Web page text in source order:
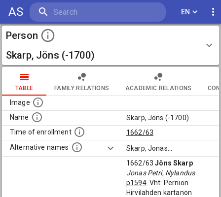
AS EN
Person
Skarp, Jöns (-1700)
TABLE FAMILY RELATIONS ACADEMIC RELATIONS
Image
Name
Skarp, Jöns (-1700)
Time of enrollment
1662/63
Alternative names
Skarp, Jonas
1662/63Jöns Skarp
Jonas Petri, Nylandus
p1594. Vht: Perniön
Hirvilahden kartanon